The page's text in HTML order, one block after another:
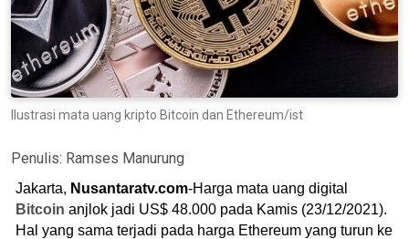
Ilustrasi mata uang kripto Bitcoin dan Ethereum/ist
Penulis: Ramses Manurung
Jakarta, Nusantaratv.com-Harga mata uang digital
Bitcoin anjlok jadi US$ 48.000 pada Kamis (23/12/2021).
Hal yang sama terjadi pada harga Ethereum yang turun ke